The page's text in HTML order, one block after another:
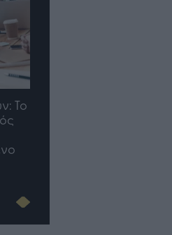
TP Greece: Πώς
διαμορφώνεται το μέλλον
του AI